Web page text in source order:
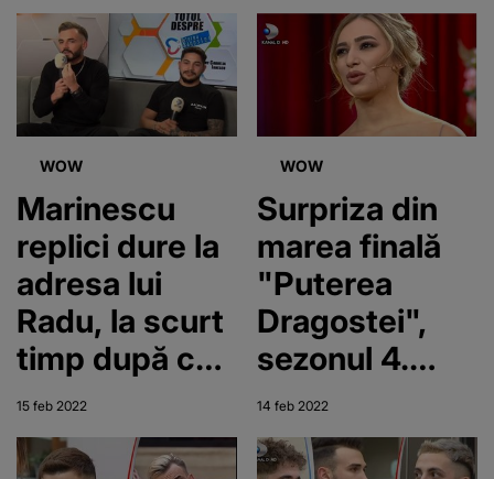
WOW
Marinescu
replici dure la
adresa lui
Radu, la scurt
timp după ce
a câștigat
sezonul 4,
Puterea
15 feb 2022
WOW
Surpriza din
marea finală
"Puterea
Dragostei",
sezonul 4.
Cine sunt
marii
câștigători
14 feb 2022